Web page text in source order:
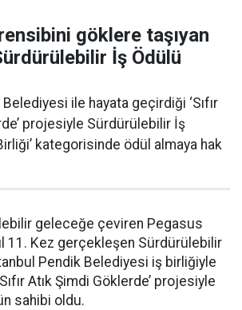
göklere taşıyan
İş Ödülü
ile hayata geçirdiği ‘Sıfır
projesiyle Sürdürülebilir İş
kategorisinde ödül almaya hak
geleceğe çeviren Pegasus
11. Kez gerçekleşen Sürdürülebilir
Pendik Belediyesi iş birliğiyle
Atık Şimdi Göklerde’ projesiyle
sahibi oldu.